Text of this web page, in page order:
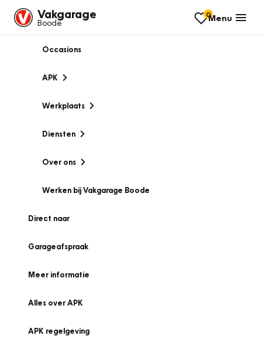
Vakgarage
Boode
0Menu
Occasions
APK
Werkplaats
Diensten
Over ons
Werken bij Vakgarage Boode
Direct naar
Garageafspraak
Meer informatie
Alles over APK
APK regelgeving